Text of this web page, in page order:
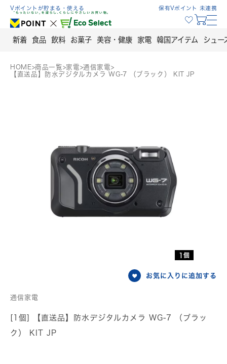
Skip
content
Vポイントが貯まる・使える 保有Vポイント 未連携
新着 食品 飲料 お菓子 美容・健康 家電 韓国アイテム シュー
HOME>商品一覧>家電>通信家電>
【直送品】防水デジタルカメラ WG-7 （ブラック） KIT JP
1個
お気に入りに追加する
通信家電
[1個] 【直送品】防水デジタルカメラ WG-7 （ブラッ
ク） KIT JP